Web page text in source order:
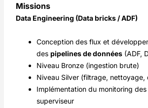
Missions
Data Engineering (Data bricks / ADF)
Conception des flux et
despipelines de données (ADF,
Niveau Bronze (ingestion brute)
Niveau Silver (filtrage, nettoyage,
Implémentation du monitoring
superviseur